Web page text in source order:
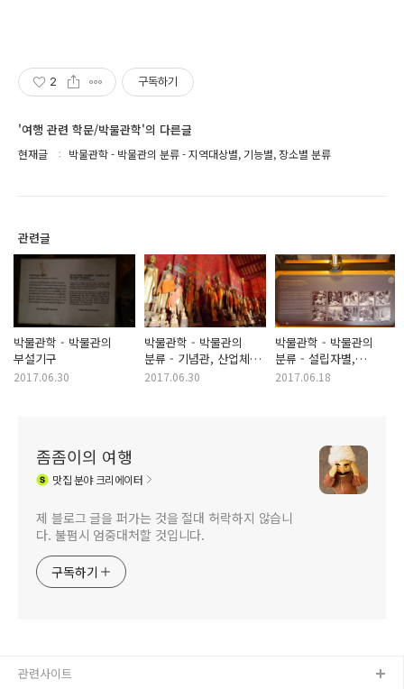
2 구독하기
'여행 관련 학문/박물관학'의 다른글
현재글 박물관학 - 박물관의 분류 - 지역대상별, 기능별, 장소별 분류
관련글
박물관학 - 박물관의
부설기구
2017.06.30
박물관학 - 박물관의
분류 - 기념관, 산업체
박물관, 복합기능 박물관
2017.06.30
박물관학 - 박물관의
분류 - 설립자별,
이용자별, 전시 주제별,
2017.06.18
좀좀이의 여행
맛집분야 크리에이터
제 블로그 글을 퍼가는 것을 절대 허락하지 않습니
다. 불펌시 엄중대처할 것입니다.
구독하기
관련사이트